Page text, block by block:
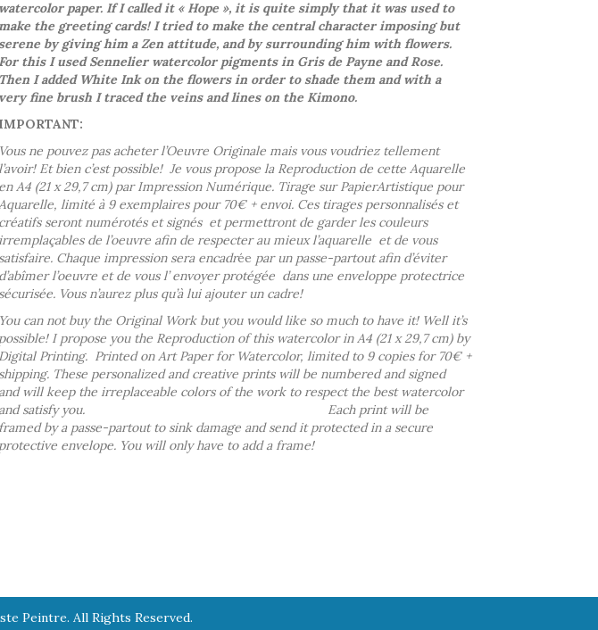
watercolor paper. If I called it « Hope », it is quite simply that it was used to
the greeting cards! I tried to make the central character imposing but
by giving him a Zen attitude, and by surrounding him with flowers.
For this I used Sennelier watercolor pigments in Gris de Payne and Rose.
Then I added White Ink on the flowers in order to shade them and with a
very fine brush I traced the veins and lines on the Kimono.
IMPORTANT:
Vous ne pouvez pas acheter l’Oeuvre Originale mais vous voudriez tellement
Et bien c’est possible! Je vous propose la Reproduction de cette Aquarelle
en A4 (21 x 29,7 cm) par Impression Numérique. Tirage sur PapierArtistique pour
limité à 9 exemplaires pour 70€ + envoi. Ces tirages personnalisés et
créatifs seront numérotés et signés et permettront de garder les couleurs
irremplaçables de l’oeuvre afin de respecter au mieux l’aquarelle et de vous
satisfaire. Chaque impression sera encadrée par un passe-partout afin d’éviter
d’abîmer l’oeuvre et de vous l’ envoyer protégée dans une enveloppe protectrice
sécurisée. Vous n’aurez plus qu’à lui ajouter un cadre!
You can not buy the Original Work but you would like so much to have it! Well it’s
possible! I propose you the Reproduction of this watercolor in A4 (21 x 29,7 cm) by
Digital Printing. Printed on Art Paper for Watercolor, limited to 9 copies for 70€ +
shipping. These personalized and creative prints will be numbered and signed
and will keep the irreplaceable colors of the work to respect the best watercolor
and satisfy you. Each print will be
framed by a passe-partout to sink damage and send it protected in a secure
protective envelope. You will only have to add a frame!
Peintre. All Rights Reserved.